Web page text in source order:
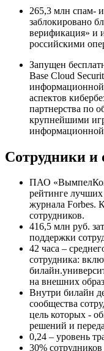
265,3 млн спам-
заблокировано
верификация» и
российскими
Запущен
Base Cloud
информационной
аспектов
партнерства по
крупнейшими
информационной
Сотрудники и
ПАО
рейтинге лучших
журнала Forbes.
сотрудников.
416,5 млн руб.
поддержки
42 часа –
сотрудника:
на внешних
Внутри билайн
сообщества
цель которых -
решений и
0,24 – уровень
30%